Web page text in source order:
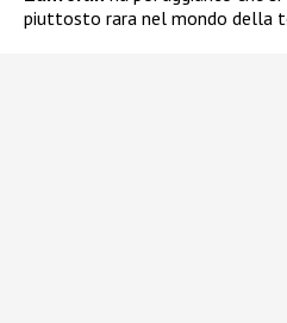
piuttosto rara nel mondo della